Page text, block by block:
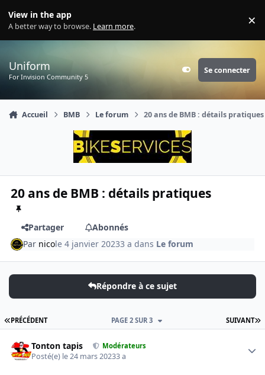
View in the app
A better way to browse. Learn more. ×
Uniform
For Invision Community 5 Customizer
Se connecter
Accueil BMB Le forum 20 ans de BMB : détails pratiques
20 ans de BMB : détails pratiques
Partager
Abonnés
Par nicole 4 janvier 20233 a dans Le forum
Répondre à ce sujet
PREMIÈRE PAGE
PRÉCÉDENT SUIVANT
PAGE 2 SUR 3
Tonton tapis Modérateurs
Posté(e) le 24 mars 20233 a